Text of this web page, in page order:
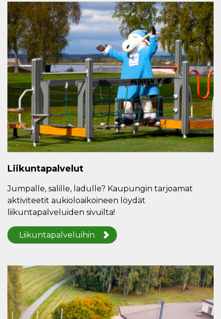
Liikuntapalvelut
Jumpalle, salille, ladulle? Kaupungin tarjoamat
aktiviteetit aukioloaikoineen löydät
liikuntapalveluiden sivuilta!
Liikuntapalveluihin